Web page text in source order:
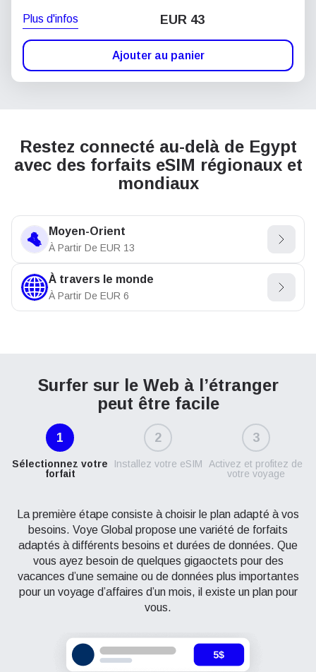
Plus d'infos EUR 43
Ajouter au panier
Restez connecté au-delà de Egypt
avec des forfaits eSIM régionaux et
mondiaux
Moyen-Orient
À Partir De EUR 13
À travers le monde
À Partir De EUR 6
Surfer sur le Web à l’étranger
peut être facile
1
Sélectionnez votre
forfait
2
Installez votre eSIM
3
Activez et profitez de
votre voyage
La première étape consiste à choisir le plan adapté à vos
besoins. Voye Global propose une variété de forfaits
adaptés à différents besoins et durées de données. Que
vous ayez besoin de quelques gigaoctets pour des
vacances d’une semaine ou de données plus importantes
pour un voyage d’affaires d’un mois, il existe un plan pour
vous.